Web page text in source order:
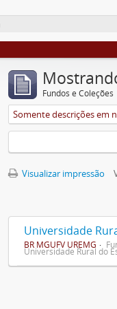
Fundos e Coleções
Somente descrições em
Visualizar impressão
Universidade
BR MGUFV UREMG
Universidade Rural do